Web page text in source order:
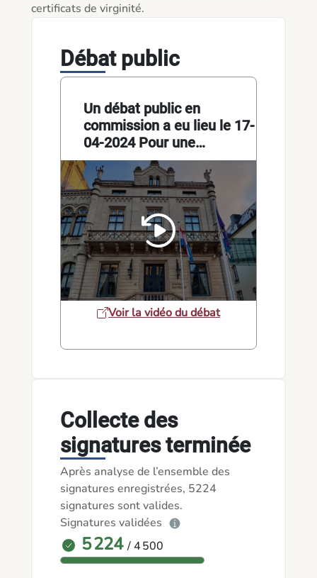
certificats de virginité.
Débat public
Un débat public en
commission a eu lieu le 17-
04-2024 Pour une
interdiction d'émettre des
certificats de virginité
Voir la vidéo du débat
Collecte des
signatures terminée
Après analyse de l’ensemble des
signatures enregistrées, 5224
signatures sont valides.
Signatures validées
5 224 / 4 500